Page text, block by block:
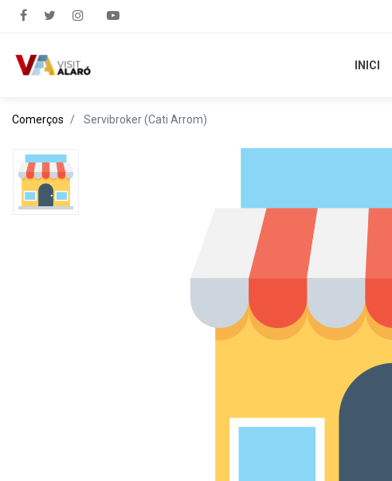
INICI
INICI
Comerços Servibroker (Cati Arrom)